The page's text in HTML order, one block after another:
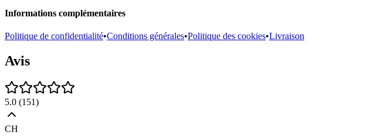
Informations complémentaires
Politique de confidentialité•Conditions générales•Politique des cookies•Livraison
Avis
5.0 (151)
CH